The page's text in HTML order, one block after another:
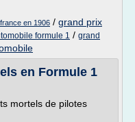
en 1906 / grand prix
formule 1 / grand
en Formule 1
mortels de pilotes